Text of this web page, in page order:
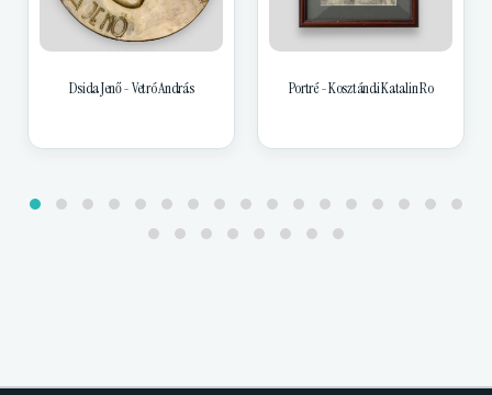
Dsida Jenő - Vetró András Portré - Kosztándi Katalin Ro